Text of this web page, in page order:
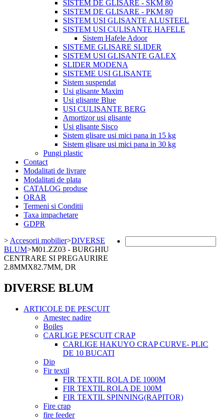
SISTEM DE GLISARE - SKM 80
SISTEM DE GLISARE - PKM 80
SISTEM USI GLISANTE ALUSTEEL
SISTEM USI CULISANTE HAFELE
Sistem Hafele Adoor
SISTEME GLISARE SLIDER
SISTEM USI GLISANTE GALEX
SLIDER MODENA
SISTEME USI GLISANTE
Sistem suspendat
Usi glisante Maxim
Usi glisante Blue
USI CULISANTE BERG
Amortizor usi glisante
Usi glisante Sisco
Sistem glisare usi mici pana in 15 kg
Sistem glisare usi mici pana in 30 kg
Pungi plastic
Contact
Modalitati de livrare
Modalitati de plata
CATALOG produse
ORAR
Termeni si Conditii
Taxa impachetare
GDPR
> Accesorii mobilier>DIVERSE
BLUM>M01.ZZ03 - BURGHIU
CENTRARE SI PREGAURIRE
2.8MMX82.7MM, DR
DIVERSE BLUM
ARTICOLE DE PESCUIT
Amestec nadire
Boiles
CARLIGE PESCUIT CRAP
CARLIGE HAKUYO CRAP CURVE- PLIC
DE 10 BUCATI
Dip
Fir textil
FIR TEXTIL ROLA DE 1000M
FIR TEXTIL ROLA DE 100M
FIR TEXTIL SPINNING(RAPITOR)
Fire crap
fire feeder